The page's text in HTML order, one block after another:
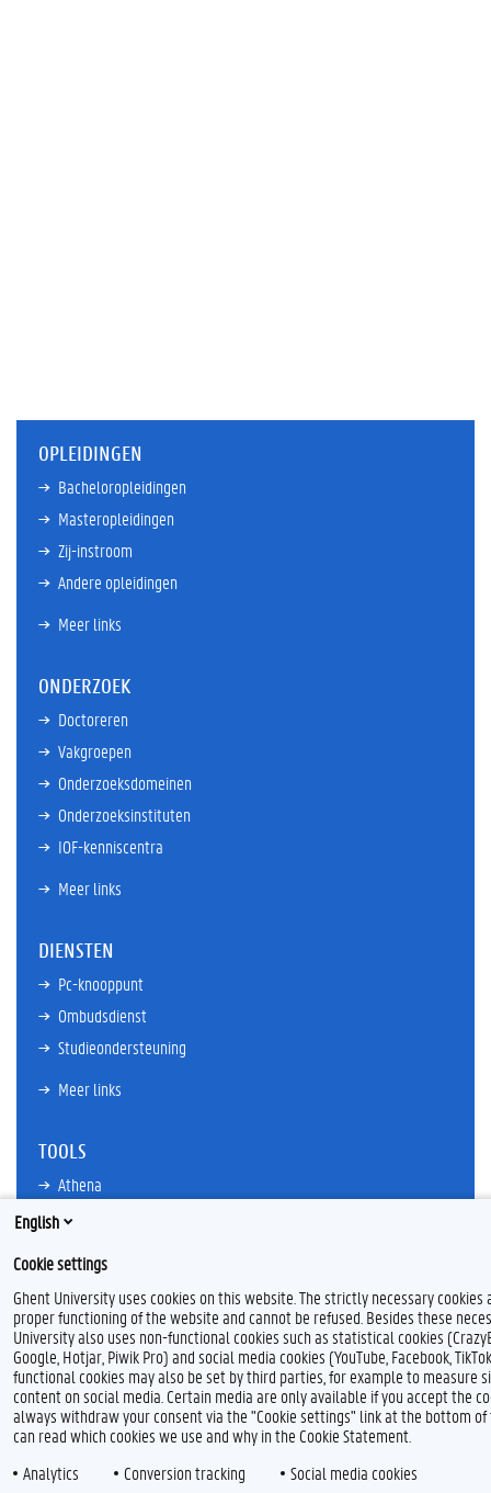
OPLEIDINGEN
Bacheloropleidingen
Masteropleidingen
Zij-instroom
Andere opleidingen
Meer links
ONDERZOEK
Doctoreren
Vakgroepen
Onderzoeksdomeinen
Onderzoeksinstituten
IOF-kenniscentra
Meer links
DIENSTEN
Pc-knooppunt
Ombudsdienst
Studieondersteuning
Meer links
TOOLS
Athena
Bibliotheek
E-mail
Ufora
Oasis
Research Explorer
F
L
Y
I
English
Cookie settings
Ghent University uses cookies on this website. The strictly necessary
proper functioning of the website and cannot be refused. Besides these
University also uses non-functional cookies such as statistical cookies
Google, Hotjar, Piwik Pro) and social media cookies (YouTube, Facebook,
functional cookies may also be set by third parties, for example to measure
content on social media. Certain media are only available if you accept the
always withdraw your consent via the "Cookie settings" link at the bottom of
can read which cookies we use and why in the Cookie Statement.
Analytics
Conversion tracking Social media cookies